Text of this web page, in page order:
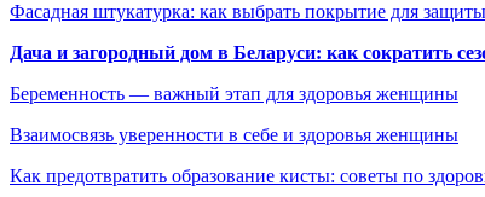
Фасадная штукатурка: как выбрать покрытие для
Дача и загородный дом в Беларуси: как сократить
Беременность — важный этап для здоровья женщины
Взаимосвязь уверенности в себе и здоровья женщины
Как предотвратить образование кисты: советы по